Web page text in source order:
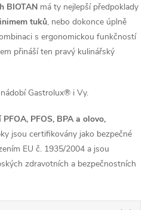
BIOTAN má ty nejlepší předpoklady
tuků, nebo dokonce úplně
s ergonomickou funkčností
přináší ten pravý kulinářský
Gastrolux® i Vy.
PFOS, BPA a olovo,
jsou certifikovány jako bezpečné
EU č. 1935/2004 a jsou
zdravotních a bezpečnostních